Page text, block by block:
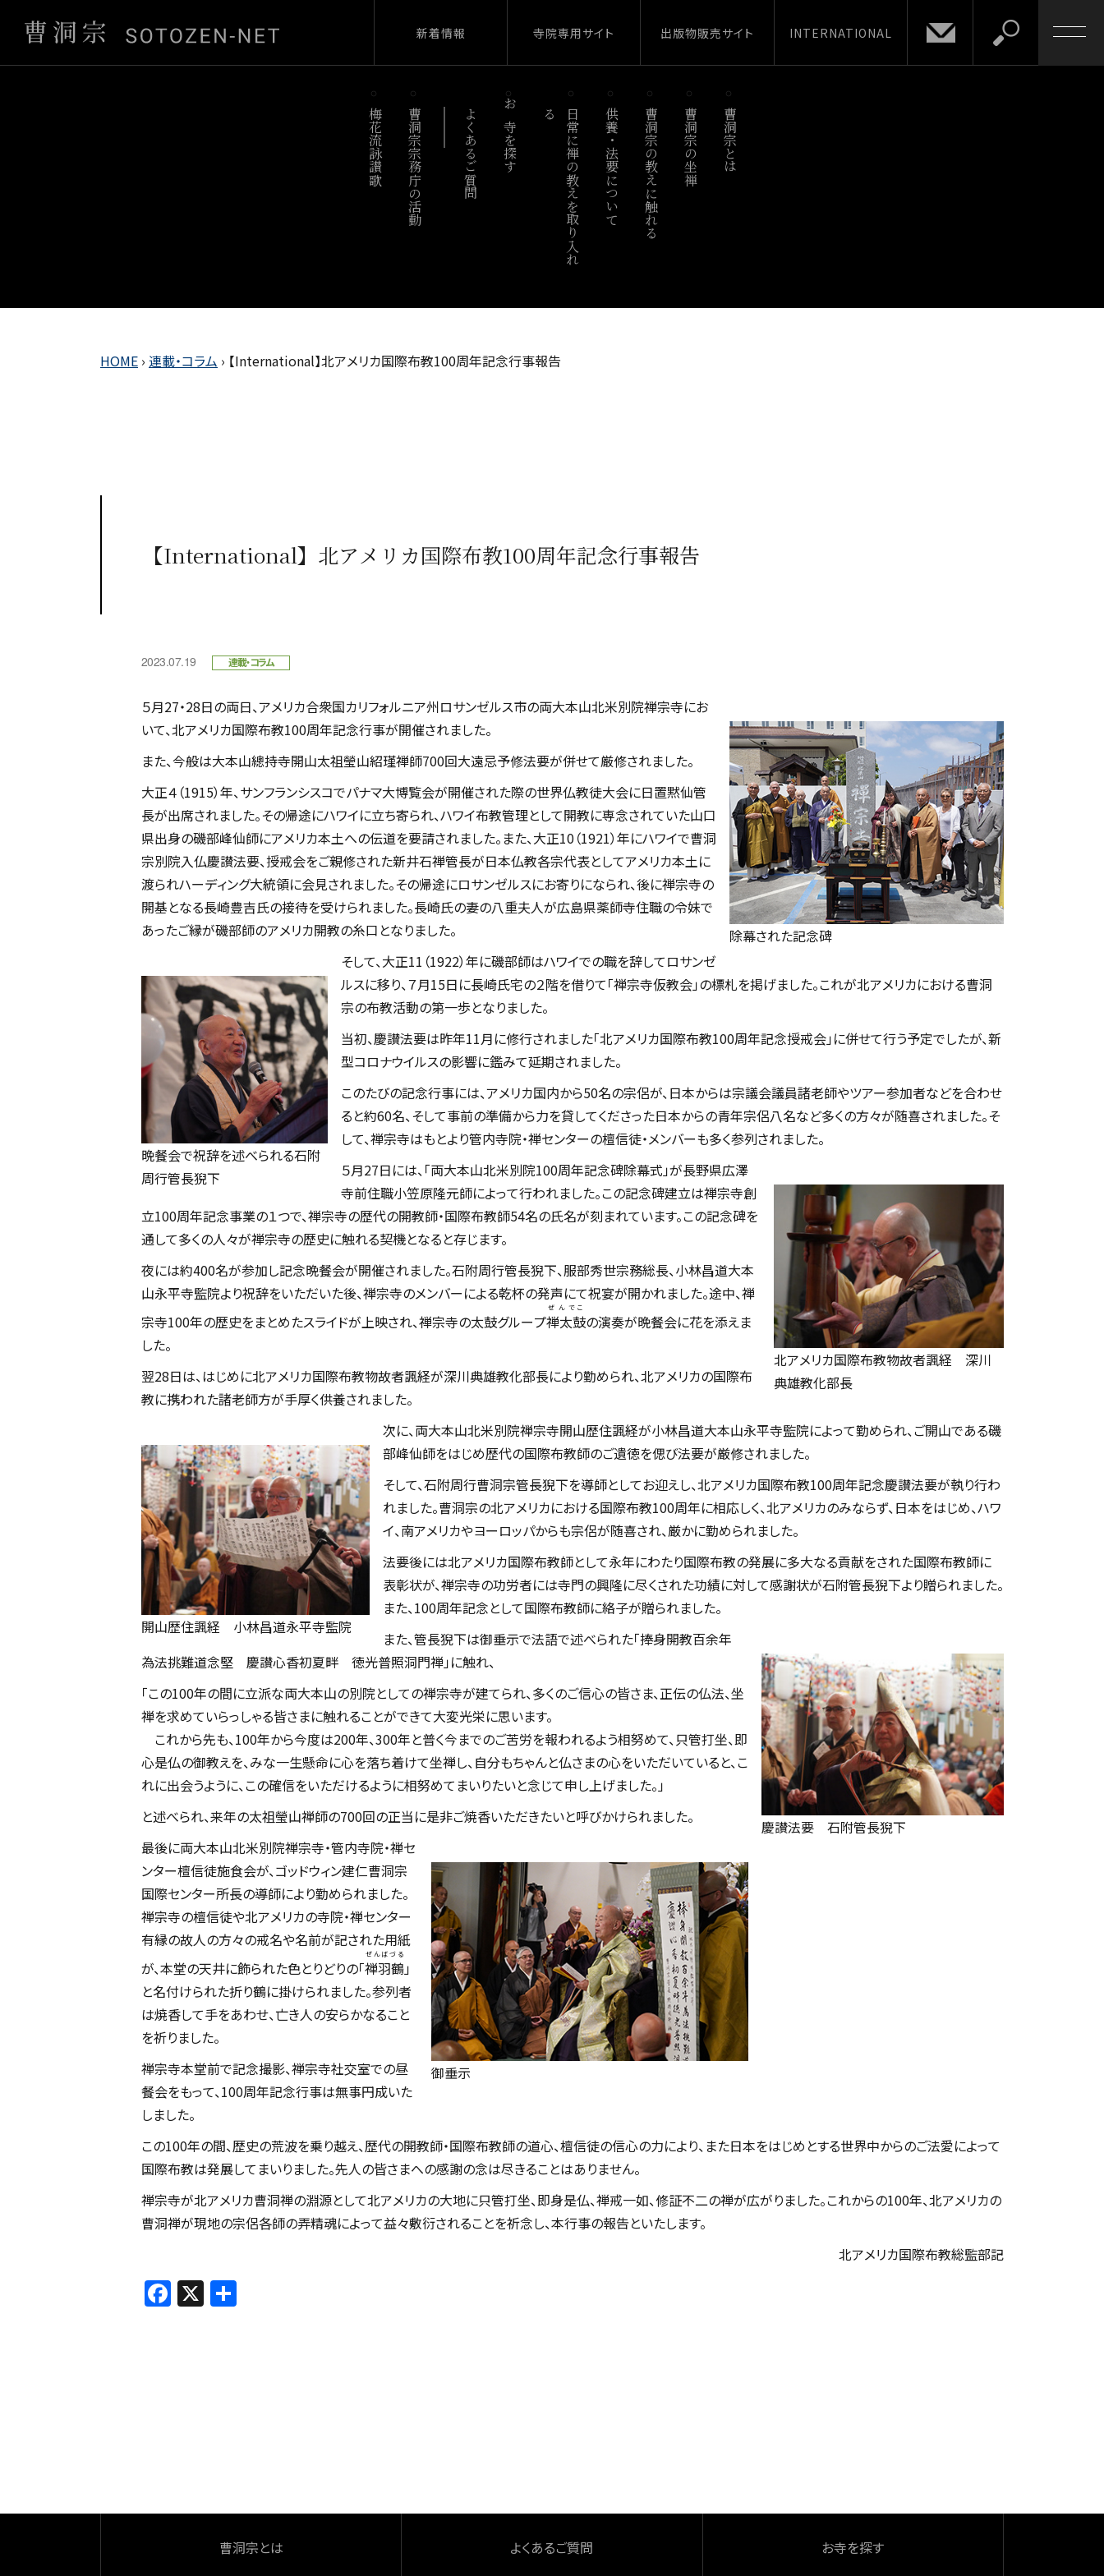
新着情報 寺院専用サイト 出版物販売サイト INTERNATIONAL
梅花流詠讃歌 曹洞宗宗務庁の活動 よくあるご質問 お寺を探す 日
常
に
禅
の
教
え
を
取
り
入
れ
る 供養・法要について 曹洞宗の教えに触れる 曹洞宗の坐禅 曹洞宗とは
HOME › 連載・コラム › 【International】北アメリカ国際布教100周年記念行事報告
【International】北アメリカ国際布教100周年記念行事報告
2023.07.19 連載・コラム
除幕された記念碑
５月27・28日の両日、アメリカ合衆国カリフォルニア州ロサンゼルス市の両大本山北米別院禅宗寺にお
いて、北アメリカ国際布教100周年記念行事が開催されました。
また、今般は大本山總持寺開山太祖瑩山紹瑾禅師700回大遠忌予修法要が併せて厳修されました。
大正４（1915）年、サンフランシスコでパナマ大博覧会が開催された際の世界仏教徒大会に日置黙仙管
長が出席されました。その帰途にハワイに立ち寄られ、ハワイ布教管理として開教に専念されていた山口
県出身の磯部峰仙師にアメリカ本土への伝道を要請されました。また、大正10（1921）年にハワイで曹洞
宗別院入仏慶讃法要、授戒会をご親修された新井石禅管長が日本仏教各宗代表としてアメリカ本土に
渡られハーディング大統領に会見されました。その帰途にロサンゼルスにお寄りになられ、後に禅宗寺の
開基となる長崎豊吉氏の接待を受けられました。長崎氏の妻の八重夫人が広島県薬師寺住職の令妹で
あったご縁が磯部師のアメリカ開教の糸口となりました。
晩餐会で祝辞を述べられる石附
周行管長猊下
そして、大正11（1922）年に磯部師はハワイでの職を辞してロサンゼ
ルスに移り、７月15日に長崎氏宅の２階を借りて「禅宗寺仮教会」の標札を掲げました。これが北アメリカにおける曹洞
宗の布教活動の第一歩となりました。
当初、慶讃法要は昨年11月に修行されました「北アメリカ国際布教100周年記念授戒会」に併せて行う予定でしたが、新
型コロナウイルスの影響に鑑みて延期されました。
このたびの記念行事には、アメリカ国内から50名の宗侶が、日本からは宗議会議員諸老師やツアー参加者などを合わせ
ると約60名、そして事前の準備から力を貸してくださった日本からの青年宗侶八名など多くの方々が随喜されました。そ
して、禅宗寺はもとより管内寺院・禅センターの檀信徒・メンバーも多く参列されました。
北アメリカ国際布教物故者諷経 深川
典雄教化部長
５月27日には、「両大本山北米別院100周年記念碑除幕式」が長野県広澤
寺前住職小笠原隆元師によって行われました。この記念碑建立は禅宗寺創
立100周年記念事業の１つで、禅宗寺の歴代の開教師・国際布教師54名の氏名が刻まれています。この記念碑を
通して多くの人々が禅宗寺の歴史に触れる契機となると存じます。
夜には約400名が参加し記念晩餐会が開催されました。石附周行管長猊下、服部秀世宗務総長、小林昌道大本
山永平寺監院より祝辞をいただいた後、禅宗寺のメンバーによる乾杯の発声にて祝宴が開かれました。途中、禅
宗寺100年の歴史をまとめたスライドが上映され、禅宗寺の太鼓グループ禅太鼓
ぜんでこ
の演奏が晩餐会に花を添えま
した。
翌28日は、はじめに北アメリカ国際布教物故者諷経が深川典雄教化部長により勤められ、北アメリカの国際布
教に携われた諸老師方が手厚く供養されました。
開山歴住諷経 小林昌道永平寺監院
次に、両大本山北米別院禅宗寺開山歴住諷経が小林昌道大本山永平寺監院によって勤められ、ご開山である磯
部峰仙師をはじめ歴代の国際布教師のご遺徳を偲び法要が厳修されました。
そして、石附周行曹洞宗管長猊下を導師としてお迎えし、北アメリカ国際布教100周年記念慶讃法要が執り行わ
れました。曹洞宗の北アメリカにおける国際布教100周年に相応しく、北アメリカのみならず、日本をはじめ、ハワ
イ、南アメリカやヨーロッパからも宗侶が随喜され、厳かに勤められました。
法要後には北アメリカ国際布教師として永年にわたり国際布教の発展に多大なる貢献をされた国際布教師に
表彰状が、禅宗寺の功労者には寺門の興隆に尽くされた功績に対して感謝状が石附管長猊下より贈られました。
また、100周年記念として国際布教師に絡子が贈られました。
慶讃法要 石附管長猊下
また、管長猊下は御垂示で法語で述べられた「捧身開教百余年
為法挑難道念堅 慶讃心香初夏畔 徳光普照洞門禅」に触れ、
「この100年の間に立派な両大本山の別院としての禅宗寺が建てられ、多くのご信心の皆さま、正伝の仏法、坐
禅を求めていらっしゃる皆さまに触れることができて大変光栄に思います。
これから先も、100年から今度は200年、300年と普く今までのご苦労を報われるよう相努めて、只管打坐、即
心是仏の御教えを、みな一生懸命に心を落ち着けて坐禅し、自分もちゃんと仏さまの心をいただいていると、こ
れに出会うように、この確信をいただけるように相努めてまいりたいと念じて申し上げました。」
と述べられ、来年の太祖瑩山禅師の700回の正当に是非ご焼香いただきたいと呼びかけられました。
御垂示
最後に両大本山北米別院禅宗寺・管内寺院・禅セ
ンター檀信徒施食会が、ゴッドウィン建仁曹洞宗
国際センター所長の導師により勤められました。
禅宗寺の檀信徒や北アメリカの寺院・禅センター
有縁の故人の方々の戒名や名前が記された用紙
が、本堂の天井に飾られた色とりどりの「禅羽鶴
ぜんばづる
」
と名付けられた折り鶴に掛けられました。参列者
は焼香して手をあわせ、亡き人の安らかなること
を祈りました。
禅宗寺本堂前で記念撮影、禅宗寺社交室での昼
餐会をもって、100周年記念行事は無事円成いた
しました。
この100年の間、歴史の荒波を乗り越え、歴代の開教師・国際布教師の道心、檀信徒の信心の力により、また日本をはじめとする世界中からのご法愛によって
国際布教は発展してまいりました。先人の皆さまへの感謝の念は尽きることはありません。
禅宗寺が北アメリカ曹洞禅の淵源として北アメリカの大地に只管打坐、即身是仏、禅戒一如、修証不二の禅が広がりました。これからの100年、北アメリカの
曹洞禅が現地の宗侶各師の弄精魂によって益々敷衍されることを祈念し、本行事の報告といたします。
北アメリカ国際布教総監部記
F
a
X
曹洞宗とは よくあるご質問 お寺を探す